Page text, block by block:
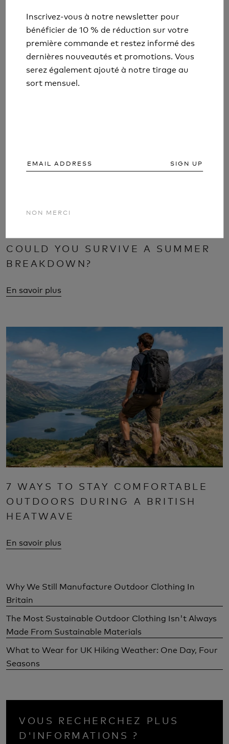
Inscrivez-vous à notre newsletter pour
bénéficier de 10 % de réduction sur votre
première commande et restez informé des
dernières nouveautés et promotions. Vous
serez également ajouté à notre tirage au
sort mensuel.
SIGN UP
NON MERCI
WHY TECHNICAL CLOTHING ISN'T
JUST FOR MOUNTAINS
En savoir plus
COULD YOU SURVIVE A SUMMER
BREAKDOWN?
En savoir plus
7 WAYS TO STAY COMFORTABLE
OUTDOORS DURING A BRITISH
HEATWAVE
En savoir plus
Why We Still Manufacture Outdoor Clothing In
Britain
The Most Sustainable Outdoor Clothing Isn't Always
Made From Sustainable Materials
What to Wear for UK Hiking Weather: One Day, Four
Seasons
VOUS RECHERCHEZ PLUS
D'INFORMATIONS ?
Inscrivez-vous à notre newsletter pour
bénéficier de 10 % de réduction sur votre
première commande et restez informé des
dernières nouveautés et promotions. Vous
serez également ajouté à notre tirage au
sort mensuel.
SIGN UP
NON MERCI